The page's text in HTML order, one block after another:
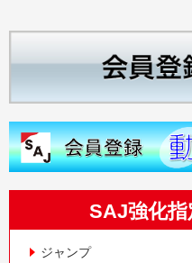
SAJ強化指
ジャンプ